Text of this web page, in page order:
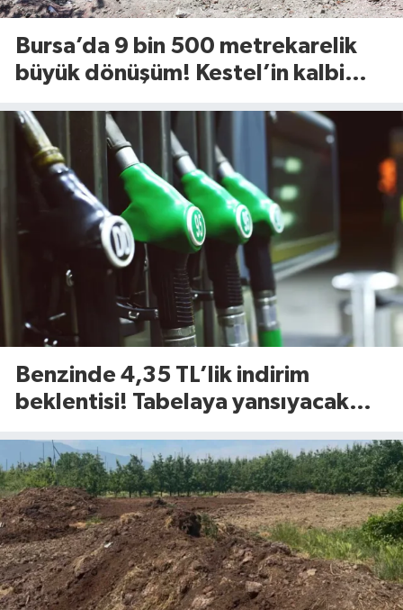
Bursa’da 9 bin 500 metrekarelik
büyük dönüşüm! Kestel’in kalbi
Benzinde 4,35 TL’lik indirim
beklentisi! Tabelaya yansıyacak